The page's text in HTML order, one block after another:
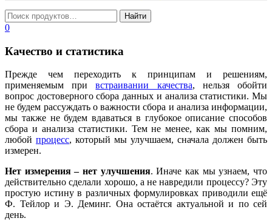
0
Качество и статистика
Прежде чем переходить к принципам и решениям,
применяемым привстраивании качества, нельзя обойти
вопрос достоверного сбора данных и анализа статистики. Мы
не будем рассуждать о важности сбора и анализа информации,
мы также не будем вдаваться в глубокое описание способов
сбора и анализа статистики. Тем не менее, как мы помним,
любой процесс, который мы улучшаем, сначала должен быть
измерен.
Нет измерения – нет улучшения. Иначе как мы узнаем, что
действительно сделали хорошо, а не навредили процессу? Эту
простую истину в различных формулировках приводили ещё
Ф. Тейлор и Э. Деминг. Она остаётся актуальной и по сей
день.